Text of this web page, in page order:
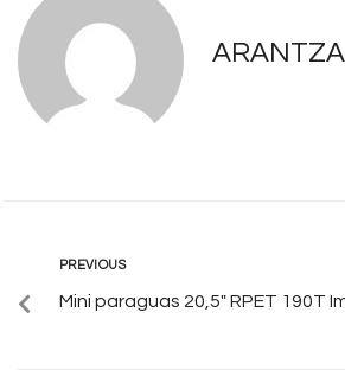
PREVIOUS
Mini paraguas 20,5″ RPET 190T